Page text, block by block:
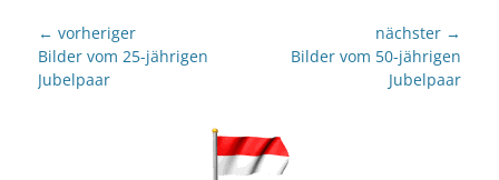
Beitragsnavigation
← vorheriger
Vorheriger
Beitrag:
Bilder vom 25-jährigen
Jubelpaar
nächster →
nächsterBilder vom 50-jährigen
Jubelpaar